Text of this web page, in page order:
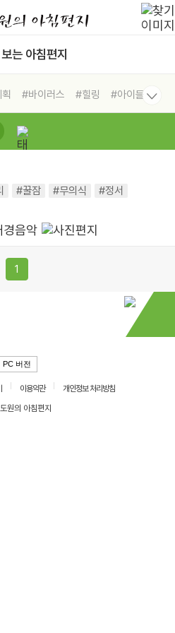
는 아침편지
#바이러스 #힐링
#아이들
교
#꿀잠 #무의식
#정서
1
PC 버전
이용약관
개인정보 처리방침
원의 아침편지